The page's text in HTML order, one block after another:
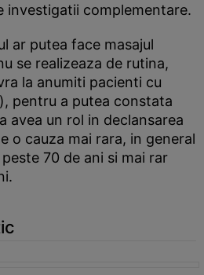
investigatii complementare.
ar putea face masajul
se realizeaza de rutina,
la anumiti pacienti cu
pentru a putea constata
avea un rol in declansarea
o cauza mai rara, in general
70 de ani si mai rar